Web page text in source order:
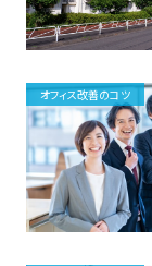
オフィス改善のコツ